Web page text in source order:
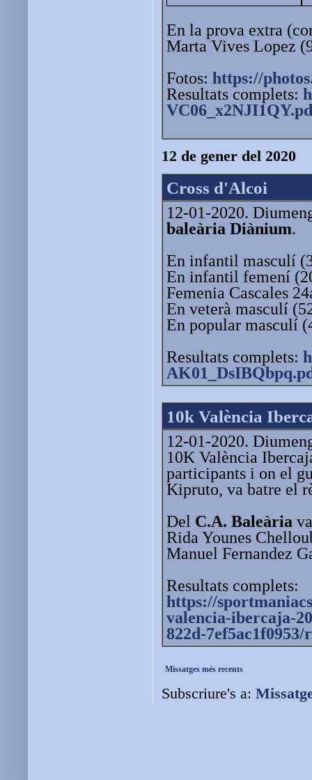
En la prova extra
Marta Vives Lopez
Fotos: https://
Resultats complets:
12 de gener del 2020
Cross d'Alcoi
12-01-2020.
baleària Diànium.
En infantil masculí
En infantil femení
Femenia Cascales
En veterà masculí
En popular masculí
Resultats complets:
10k València
12-01-2020.
10K València
participants i on el
Kipruto, va batre el
Del C.A. Baleària
Rida Younes
Manuel Fernandez
Resultats complets:
https://
valencia-ibercaja-
822d-
Missatges més recents
Subscriure's a: